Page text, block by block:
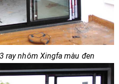
ray nhôm Xingfa màu đen